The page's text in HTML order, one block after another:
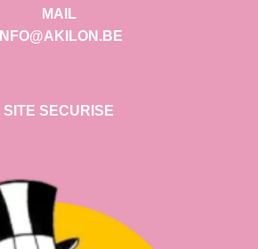
MAIL
INFO@AKILON.BE
SITE SECURISE